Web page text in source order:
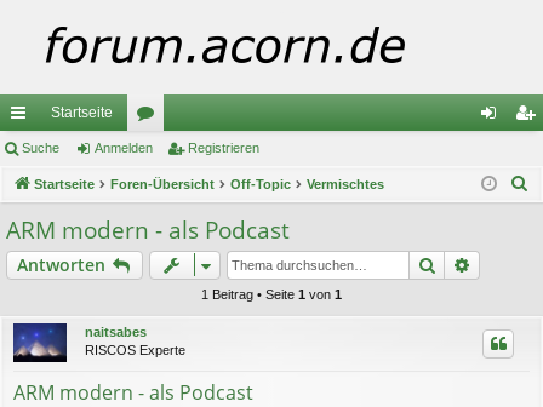
ch
ne
llz
ug
Startseite
or
en m ist
Suche Anmelden Registrieren
Startseite Foren-Übersicht Off-Topic Vermischtes
ARM modern - als Podcast
Antworten Suche
1 Beitrag • Seite 1 von 1
naitsabes
RISCOS Experte
ARM modern - als Podcast